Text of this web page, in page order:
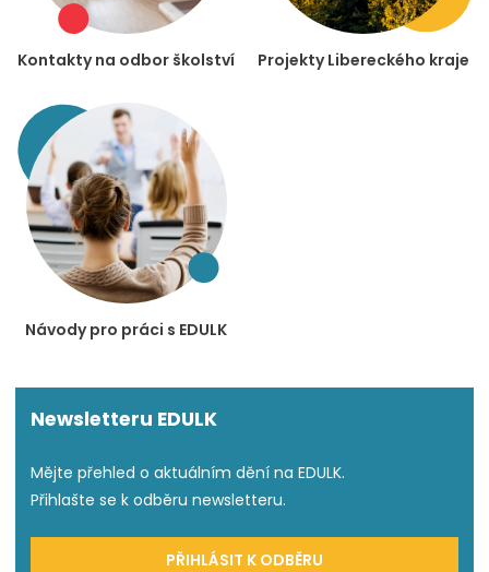
Kontakty na odbor školství Projekty Libereckého kraje
Návody pro práci s EDULK
Newsletteru EDULK
Mějte přehled o aktuálním dění na EDULK.
Přihlašte se k odběru newsletteru.
PŘIHLÁSIT K ODBĚRU